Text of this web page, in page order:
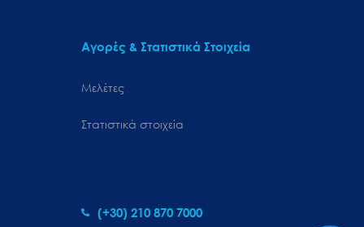
Αγορές & Στατιστικά Στοιχεία
Μελέτες
Στατιστικά στοιχεία
(+30) 210 870 7000